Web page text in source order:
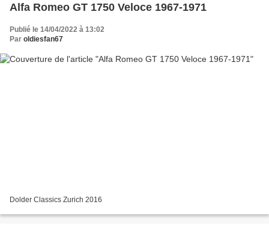
Alfa Romeo GT 1750 Veloce 1967-1971
Publié le 14/04/2022 à 13:02
Par oldiesfan67
Dolder Classics Zurich 2016